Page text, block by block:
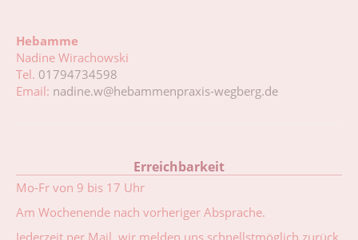
Hebamme
Nadine Wirachowski
Tel. 01794734598
Email: nadine.w@hebammenpraxis-wegberg.de
Erreichbarkeit
Mo-Fr von 9 bis 17 Uhr
Am Wochenende nach vorheriger Absprache.